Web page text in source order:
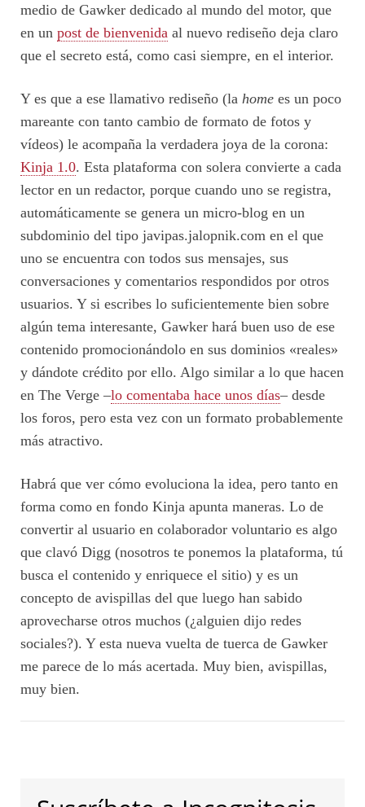
medio de Gawker dedicado al mundo del motor, que
en un post de bienvenida al nuevo rediseño deja claro
que el secreto está, como casi siempre, en el interior.
Y es que a ese llamativo rediseño (la home es un poco
mareante con tanto cambio de formato de fotos y
vídeos) le acompaña la verdadera joya de la corona:
Kinja 1.0. Esta plataforma con solera convierte a cada
lector en un redactor, porque cuando uno se registra,
automáticamente se genera un micro-blog en un
subdominio del tipo javipas.jalopnik.com en el que
uno se encuentra con todos sus mensajes, sus
conversaciones y comentarios respondidos por otros
usuarios. Y si escribes lo suficientemente bien sobre
algún tema interesante, Gawker hará buen uso de ese
contenido promocionándolo en sus dominios «reales»
y dándote crédito por ello. Algo similar a lo que hacen
en The Verge –lo comentaba hace unos días– desde
los foros, pero esta vez con un formato probablemente
más atractivo.
Habrá que ver cómo evoluciona la idea, pero tanto en
forma como en fondo Kinja apunta maneras. Lo de
convertir al usuario en colaborador voluntario es algo
que clavó Digg (nosotros te ponemos la plataforma, tú
busca el contenido y enriquece el sitio) y es un
concepto de avispillas del que luego han sabido
aprovecharse otros muchos (¿alguien dijo redes
sociales?). Y esta nueva vuelta de tuerca de Gawker
me parece de lo más acertada. Muy bien, avispillas,
muy bien.